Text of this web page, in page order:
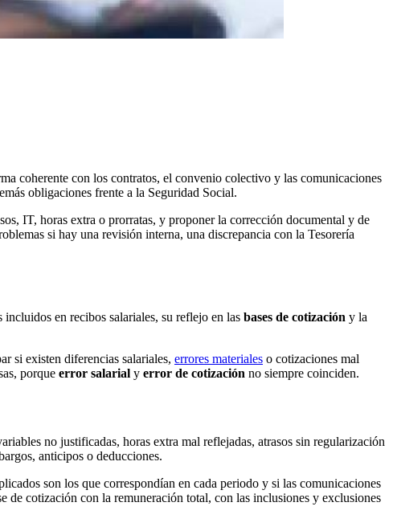
coherente con los contratos, el convenio colectivo y las comunicaciones
obligaciones frente a la Seguridad Social.
IT, horas extra o prorratas, y proponer la corrección documental y de
si hay una revisión interna, una discrepancia con la Tesorería
en recibos salariales, su reflejo en las bases de cotización y la
si existen diferencias salariales, errores materiales o cotizaciones mal
porque error salarial y error de cotización no siempre coinciden.
no justificadas, horas extra mal reflejadas, atrasos sin regularización
anticipos o deducciones.
son los que correspondían en cada periodo y si las comunicaciones
de cotización con la remuneración total, con las inclusiones y exclusiones